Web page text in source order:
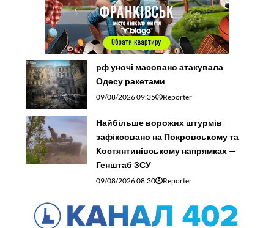
рф уночі масовано атакувала
Одесу ракетами
09/08/2026 09:35 Reporter
Найбільше ворожих штурмів
зафіксовано на Покровському та
Костянтинівському напрямках —
Генштаб ЗСУ
09/08/2026 08:30 Reporter